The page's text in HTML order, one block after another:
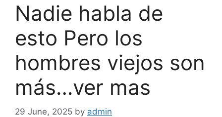
Nadie habla de
esto Pero los
hombres viejos son
más…ver mas
29 June, 2025 by admin